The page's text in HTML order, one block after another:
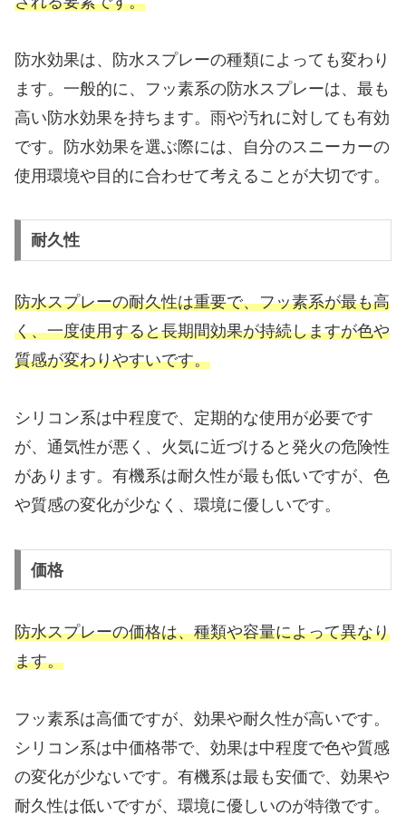
防水効果は、防水スプレーの種類によっても変わり
ます。一般的に、フッ素系の防水スプレーは、最も
高い防水効果を持ちます。雨や汚れに対しても有効
です。防水効果を選ぶ際には、自分のスニーカーの
使用環境や目的に合わせて考えることが大切です。
耐久性
防水スプレーの耐久性は重要で、フッ素系が最も高
く、一度使用すると長期間効果が持続しますが色や
質感が変わりやすいです。
シリコン系は中程度で、定期的な使用が必要です
が、通気性が悪く、火気に近づけると発火の危険性
があります。有機系は耐久性が最も低いですが、色
や質感の変化が少なく、環境に優しいです。
価格
防水スプレーの価格は、種類や容量によって異なり
ます。
フッ素系は高価ですが、効果や耐久性が高いです。
シリコン系は中価格帯で、効果は中程度で色や質感
の変化が少ないです。有機系は最も安価で、効果や
耐久性は低いですが、環境に優しいのが特徴です。